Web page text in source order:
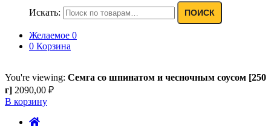
Искать:
ПОИСК
Желаемое 0
0 Корзина
You're viewing: Семга со шпинатом и чесночным соусом [250
г] 2090,00 ₽
В корзину